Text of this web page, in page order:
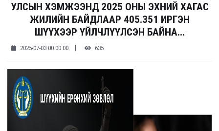
УЛСЫН ХЭМЖЭЭНД 2025 ОНЫ ЭХНИЙ ХАГАС
ЖИЛИЙН БАЙДЛААР 405.351 ИРГЭН
ШҮҮХЭЭР ҮЙЛЧЛҮҮЛСЭН БАЙНА...
2025-07-03 00:00:00 635